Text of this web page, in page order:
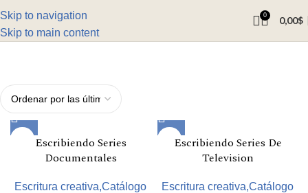
Skip to navigation
Skip to main content
0 0,00$
Escribiendo Series
Documentales
Escritura creativa,Catálogo
Escribiendo Series De
Television
Escritura creativa,Catálogo